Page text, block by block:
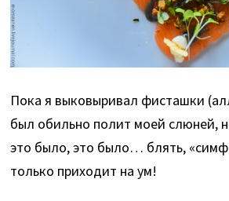
Пока я выковыривал фисташки
был обильно полит моей слюней,
это было, это было… блять,
только приходит на ум!